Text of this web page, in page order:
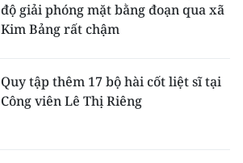
độ giải phóng mặt bằng đoạn qua xã
Kim Bảng rất chậm
Quy tập thêm 17 bộ hài cốt liệt sĩ tại
Công viên Lê Thị Riêng